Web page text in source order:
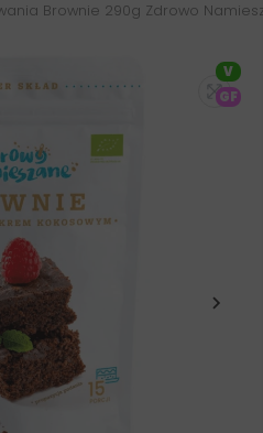
Brownie 290g Zdrowo
V
GF